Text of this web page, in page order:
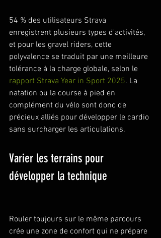
54 % des utilisateurs Strava
enregistrent plusieurs types d'activités,
et pour les gravel riders, cette
polyvalence se traduit par une meilleure
tolérance à la charge globale, selon le
rapport Strava Year in Sport 2025. La
natation ou la course à pied en
complément du vélo sont donc de
précieux alliés pour développer le cardio
sans surcharger les articulations.
Varier les terrains pour
développer la technique
Rouler toujours sur le même parcours
crée une zone de confort qui ne prépare